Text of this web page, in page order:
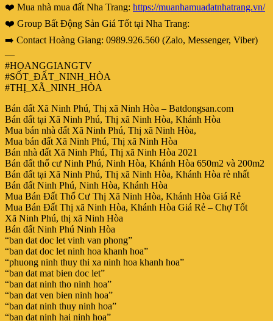
❤️ Mua nhà mua đất Nha Trang: https://muanhamuadatnhatrang.vn/
❤️ Group Bất Động Sản Giá Tốt tại Nha Trang:
➡️ Contact Hoàng Giang: 0989.926.560 (Zalo, Messenger, Viber)
—
#HOANGGIANGTV
#SỐT_ĐẤT_NINH_HÒA
#THỊ_XÃ_NINH_HÒA
Bán đất Xã Ninh Phú, Thị xã Ninh Hòa – Batdongsan.com
Bán đất tại Xã Ninh Phú, Thị xã Ninh Hòa, Khánh Hòa
Mua bán nhà đất Xã Ninh Phú, Thị xã Ninh Hòa,
Mua bán đất Xã Ninh Phú, Thị xã Ninh Hòa
Bán nhà đất Xã Ninh Phú, Thị xã Ninh Hòa 2021
Bán đất thổ cư Ninh Phú, Ninh Hòa, Khánh Hòa 650m2 và 200m2
Bán đất tại Xã Ninh Phú, Thị xã Ninh Hòa, Khánh Hòa rẻ nhất
Bán đất Ninh Phú, Ninh Hòa, Khánh Hòa
Mua Bán Đất Thổ Cư Thị Xã Ninh Hòa, Khánh Hòa Giá Rẻ
Mua Bán Đất Thị xã Ninh Hòa, Khánh Hòa Giá Rẻ – Chợ Tốt
Xã Ninh Phú, thị xã Ninh Hòa
Bán đất Ninh Phú Ninh Hòa
“ban dat doc let vinh van phong”
“ban dat doc let ninh hoa khanh hoa”
“phuong ninh thuy thi xa ninh hoa khanh hoa”
“ban dat mat bien doc let”
“ban dat ninh tho ninh hoa”
“ban dat ven bien ninh hoa”
“ban dat ninh thuy ninh hoa”
“ban dat ninh hai ninh hoa”